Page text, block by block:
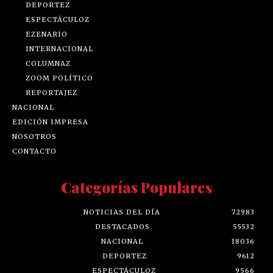
DEPORTEZ
ESPECTÁCULOZ
EZENARIO
INTERNACIONAL
COLUMNAZ
ZOOM POLÍTICO
REPORTAJEZ
NACIONAL
EDICIÓN IMPRESA
NOSOTROS
CONTACTO
Categorías Populares
NOTICIAS DEL DÍA
72983
DESTACADOS
55532
NACIONAL
18036
DEPORTEZ
9612
ESPECTÁCULOZ
9566